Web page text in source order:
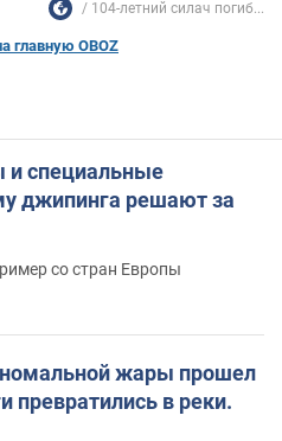
104-летний силач погиб...
главную OBOZ
специальные
джипинга решают за
со стран Европы
жары прошел
превратились в реки.